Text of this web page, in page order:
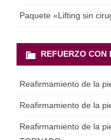
Paquete «Lifting sin
REFUERZO CON
Reafirmamiento de la
Reafirmamiento de la
Reafirmamiento de la